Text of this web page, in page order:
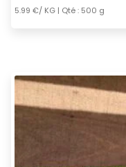
5.99 €/ KG| Qté : 500 g